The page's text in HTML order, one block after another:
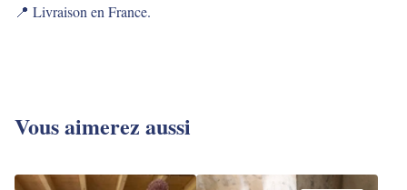
📍 Livraison en France.
Vous aimerez aussi